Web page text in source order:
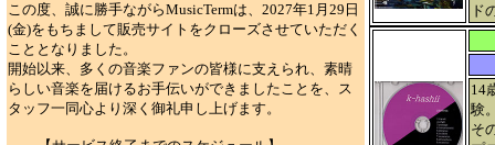
この度、誠に勝手ながらMusicTermは、2027年1月29日
(金)をもちまして販売サイトをクローズさせていただく
こととなりました。
開始以来、多くの音楽ファンの皆様に支えられ、素晴
らしい音楽を届けるお手伝いができましたことを、ス
タッフ一同心より深く御礼申し上げます。
ド
14
験
そ